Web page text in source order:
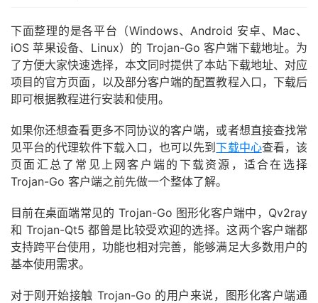
下面整理的是各平台（Windows、Android 安卓、Mac、
iOS 苹果设备、Linux）的 Trojan-Go 客户端下载地址。为
了方便大家快速选择，本文同时提供了本站下载地址、对应
项目的官方页面，以及部分客户端的配置教程入口，下载后
即可根据教程进行安装和使用。
如果你还想查看更多不同协议的客户端，或者想直接查找常
见平台的代理软件下载入口，也可以先到下载中心查看，该
页面汇总了常见上网客户端的下载资源，适合在选择
Trojan-Go 客户端之前先做一个整体了解。
目前在桌面端常见的 Trojan-Go 图形化客户端中，Qv2ray
和 Trojan-Qt5 都曾是比较受欢迎的选择。这两个客户端都
支持跨平台使用，功能也相对完善，能够满足大多数用户的
基本使用需求。
对于刚开始接触 Trojan-Go 的用户来说，图形化客户端通